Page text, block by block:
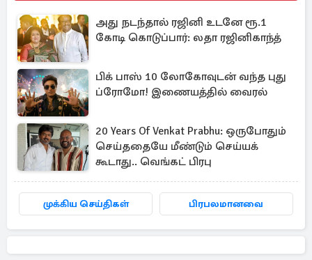
அது நடந்தால் ரஜினி உடனே ரூ.1
கோடி கொடுப்பார்: லதா ரஜினிகாந்த்
பிக் பாஸ் 10 லோகோவுடன் வந்த புது
ப்ரோமோ! இணையத்தில் வைரல்
20 Years Of Venkat Prabhu: ஒருபோதும்
செய்ததையே மீண்டும் செய்யக்
கூடாது.. வெங்கட் பிரபு
முக்கிய செய்திகள் பிரபலமானவை